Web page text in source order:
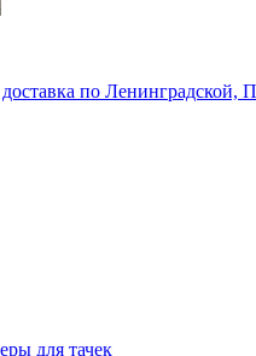
по Ленинградской,
для тачек